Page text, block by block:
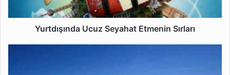
Yurtdışında Ucuz Seyahat Etmenin Sırları